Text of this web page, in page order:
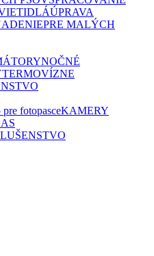
ÚPRAVA
PRE MALÝCH
NOČNÉ
TERMOVÍZNE
pre fotopasceKAMERY